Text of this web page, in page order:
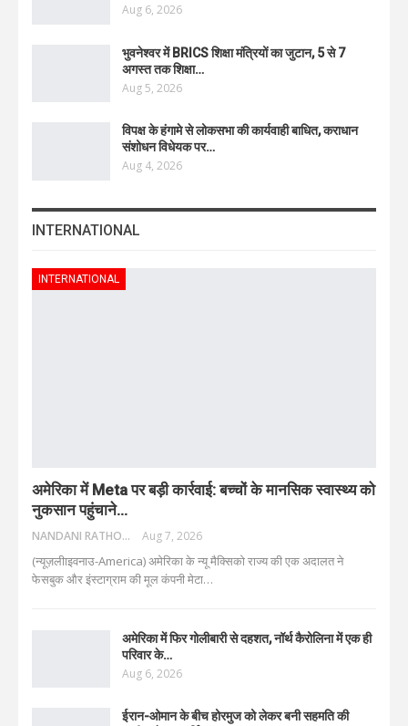
Aug 6, 2026
भुवनेश्वर में BRICS शिक्षा मंत्रियों का जुटान, 5 से 7
अगस्त तक शिक्षा…
Aug 5, 2026
विपक्ष के हंगामे से लोकसभा की कार्यवाही बाधित, कराधान
संशोधन विधेयक पर…
Aug 4, 2026
INTERNATIONAL
INTERNATIONAL
अमेरिका में Meta पर बड़ी कार्रवाई: बच्चों के मानसिक स्वास्थ्य को
नुकसान पहुंचाने…
NANDANI RATHORE Aug 7, 2026
(न्यूज़लीाइवनाउ-America) अमेरिका के न्यू मैक्सिको राज्य की एक अदालत ने
फेसबुक और इंस्टाग्राम की मूल कंपनी मेटा…
अमेरिका में फिर गोलीबारी से दहशत, नॉर्थ कैरोलिना में एक ही
परिवार के…
Aug 6, 2026
ईरान-ओमान के बीच होरमुज को लेकर बनी सहमति की